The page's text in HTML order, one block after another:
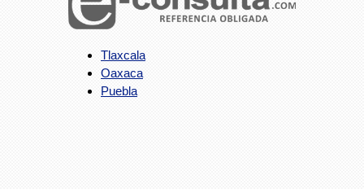
Tlaxcala
Oaxaca
Puebla